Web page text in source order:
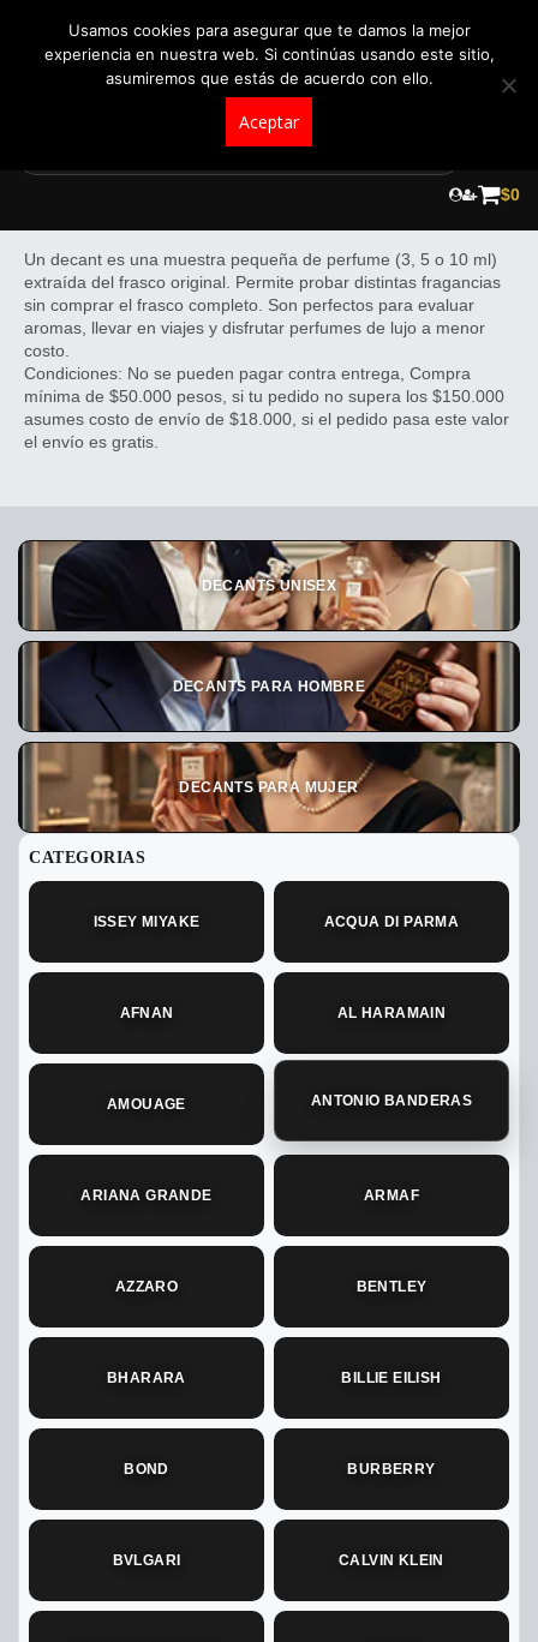
$0
Un decant es una muestra pequeña de perfume (3, 5 o 10 ml)
extraída del frasco original. Permite probar distintas fragancias
sin comprar el frasco completo. Son perfectos para evaluar
aromas, llevar en viajes y disfrutar perfumes de lujo a menor
costo.
Condiciones: No se pueden pagar contra entrega, Compra
mínima de $50.000 pesos, si tu pedido no supera los $150.000
asumes costo de envío de $18.000, si el pedido pasa este valor
el envío es gratis.
DECANTS UNISEX
DECANTS PARA HOMBRE
DECANTS PARA MUJER
CATEGORIAS
ISSEY MIYAKE ACQUA DI PARMA
AFNAN AL HARAMAIN
AMOUAGE ANTONIO BANDERAS
ARIANA GRANDE ARMAF
AZZARO BENTLEY
BHARARA BILLIE EILISH
BOND BURBERRY
BVLGARI CALVIN KLEIN
Usamos cookies para asegurar que te damos la mejor
experiencia en nuestra web. Si continúas usando este sitio,
asumiremos que estás de acuerdo con ello.
Aceptar